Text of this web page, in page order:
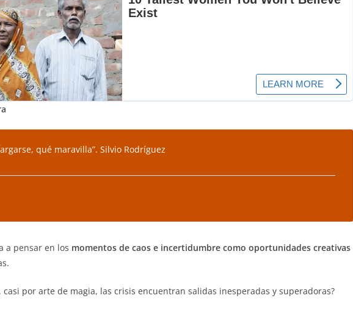
qué maravilla”. Silvio Rodríguez
a pensar en los momentos de caos e incertidumbre como oportunidades creativas
casi por arte de magia, las crisis encuentran salidas inesperadas y superadoras?